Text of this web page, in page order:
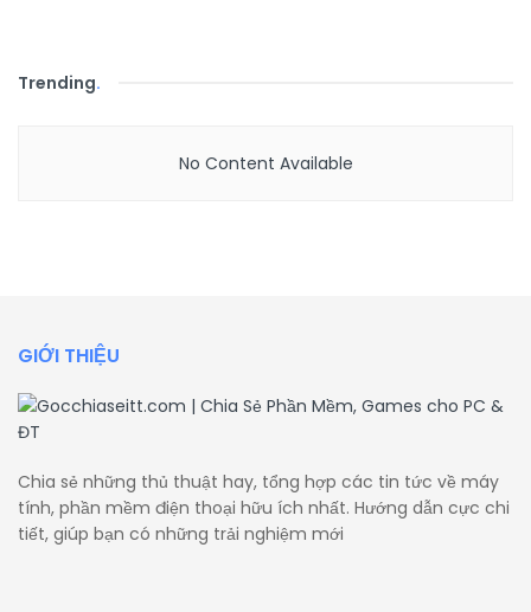
Trending.
No Content Available
GIỚI THIỆU
Chia sẻ những thủ thuật hay, tổng hợp các tin tức về máy
tính, phần mềm điện thoại hữu ích nhất. Hướng dẫn cực chi
tiết, giúp bạn có những trải nghiệm mới